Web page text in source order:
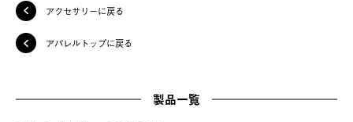
アクセサリーに戻る
アパレルトップに戻る
製品一覧